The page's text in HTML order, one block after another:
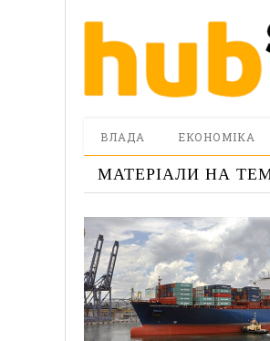
ВЛАДА ЕКОНОМІКА
МАТЕРІАЛИ НА